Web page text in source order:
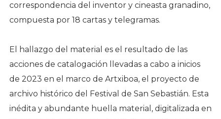
correspondencia del inventor y cineasta granadino,
compuesta por 18 cartas y telegramas.
El hallazgo del material es el resultado de las
acciones de catalogación llevadas a cabo a inicios
de 2023 en el marco de Artxiboa, el proyecto de
archivo histórico del Festival de San Sebastián. Esta
inédita y abundante huella material, digitalizada en